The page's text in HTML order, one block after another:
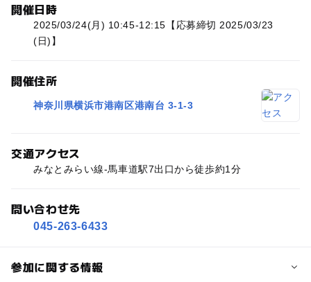
開催日時
2025/03/24(月) 10:45-12:15【応募締切 2025/03/23
(日)】
開催住所
神奈川県横浜市港南区港南台 3-1-3
交通アクセス
みなとみらい線-馬車道駅7出口から徒歩約1分
問い合わせ先
045-263-6433
参加に関する情報